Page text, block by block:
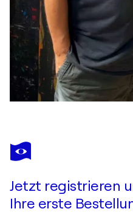
Jetzt registrieren
Ihre erste